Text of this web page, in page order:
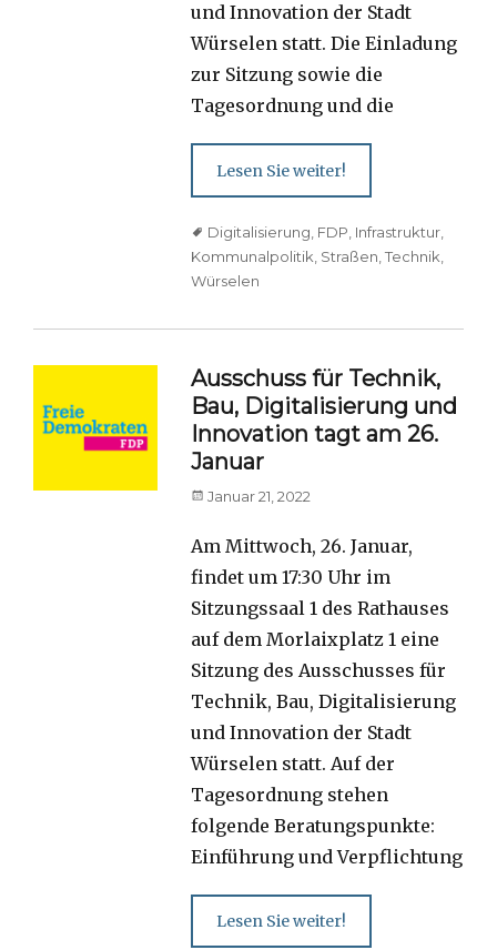
und Innovation der Stadt
Würselen statt. Die Einladung
zur Sitzung sowie die
Tagesordnung und die
Lesen Sie weiter!
TagsDigitalisierung, FDP, Infrastruktur,
Kommunalpolitik, Straßen,Technik,
Würselen
Ausschuss für Technik,
Bau, Digitalisierung und
Innovation tagt am 26.
Januar
Posted
Januar 21, 2022
Am Mittwoch, 26. Januar,
findet um 17:30 Uhr im
Sitzungssaal 1 des Rathauses
auf dem Morlaixplatz 1 eine
Sitzung des Ausschusses für
Technik, Bau, Digitalisierung
und Innovation der Stadt
Würselen statt. Auf der
Tagesordnung stehen
folgende Beratungspunkte:
Einführung und Verpflichtung
Lesen Sie weiter!